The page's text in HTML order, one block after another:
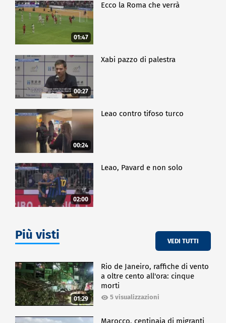
01:47
Ecco la Roma che verrà
00:27
Xabi pazzo di palestra
00:24
Leao contro tifoso turco
02:00
Leao, Pavard e non solo
Più visti VEDI TUTTI
01:29
Rio de Janeiro, raffiche di vento
a oltre cento all'ora: cinque
morti
5 visualizzazioni
Marocco, centinaia di migranti